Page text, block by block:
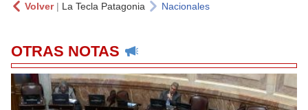
Volver| La Tecla Patagonia Nacionales
OTRAS NOTAS